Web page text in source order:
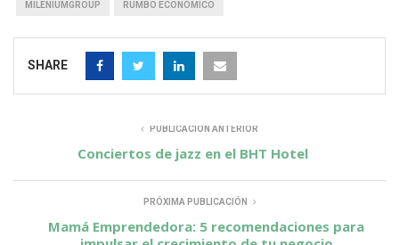
MILENIUMGROUP RUMBO ECONÓMICO
SHARE
PUBLICACIÓN ANTERIOR
Conciertos de jazz en el BHT Hotel
PRÓXIMA PUBLICACIÓN
Mamá Emprendedora: 5 recomendaciones para